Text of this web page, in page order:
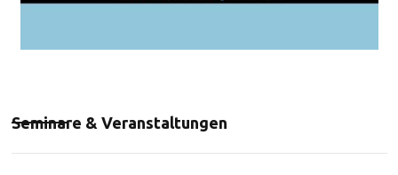
Seminare & Veranstaltungen